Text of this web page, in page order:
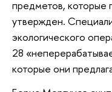
предметов, которые
утвержден.
экологического
28
которые они